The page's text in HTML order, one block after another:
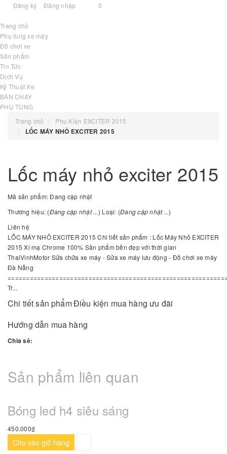
Đăng ký Đăng nhập 0
Trang chủ
Phụ tùng xe máy
Đồ chơi xe
Sản phẩm
Tin Tức
Dịch Vụ
Kỹ Thuật Xe
BÁN CHẠY
PHỤ TÙNG
Trang chủ
Phụ Kiện EXCITER 2015
LỐC MÁY NHỎ EXCITER 2015
Lốc máy nhỏ exciter 2015
Mã sản phẩm:Đang cập nhật
Thương hiệu: (Đang cập nhật ...) Loại: (Đang cập nhật ...)
Liên hệ
LỐC MÁY NHỎ EXCITER 2015 Chi tiết sản phẩm : Lốc Máy Nhỏ EXCITER
2015 Xi mạ Chrome 100% Sản phẩm bền đẹp với thời gian
ThaiVinhMotor Sửa chữa xe máy - Sửa xe máy lưu động - Đồ chơi xe máy
Đà Nẵng
Tr...
Chi tiết sản phẩmĐiều kiện mua hàng ưu đãi
Hướng dẫn mua hàng
Chia sẻ:
Sản phẩm liên quan
Bóng led h4 siêu sáng
450.000₫
Cho vào giỏ hàng